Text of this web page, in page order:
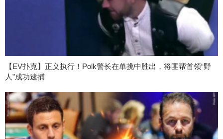
【EV扑克】正义执行！Polk警长在单挑中胜出，将匪帮首领“野
人”成功逮捕